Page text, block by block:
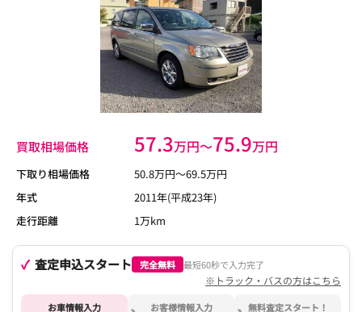
買取相場価格 57.3万円〜75.9万円
下取り相場価格 50.8万円〜69.5万円
年式
2011年(平成23年)
走行距離
1万km
査定申込スタート 完全無料 最短60秒で入力完了
※トラック・バスの方はこちら
お車情報入力 お客様情報入力 無料査定スタート！